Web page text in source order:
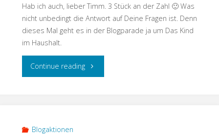
Hab ich auch, lieber Timm. 3 Stück an der Zahl 🙂 Was
nicht unbedingt die Antwort auf Deine Fragen ist. Denn
dieses Mal geht es in der Blogparade ja um Das Kind
im Haushalt.
Continue reading"Kinder
Blogaktionen